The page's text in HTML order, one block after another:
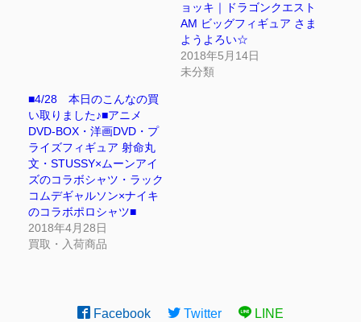
ョッキ｜ドラゴンクエスト
AM ビッグフィギュア さま
ようよろい☆
2018年5月14日
未分類
■4/28 本日のこんなの買
い取りました♪■アニメ
DVD-BOX・洋画DVD・プ
ライズフィギュア 射命丸
文・STUSSY×ムーンアイ
ズのコラボシャツ・ラック
コムデギャルソン×ナイキ
のコラボポロシャツ■
2018年4月28日
買取・入荷商品
Facebook Twitter LINE